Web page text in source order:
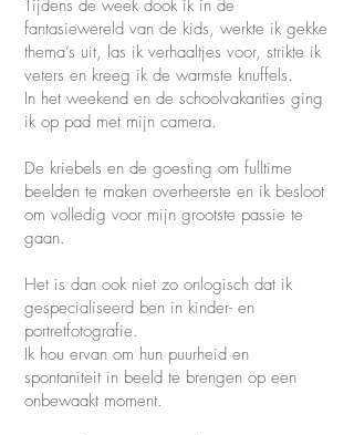
Tijdens de week dook ik in de
fantasiewereld van de kids, werkte ik gekke
thema’s uit, las ik verhaaltjes voor, strikte ik
veters en kreeg ik de warmste knuffels.
In het weekend en de schoolvakanties ging
ik op pad met mijn camera.
De kriebels en de goesting om fulltime
beelden te maken overheerste en ik besloot
om volledig voor mijn grootste passie te
gaan.
Het is dan ook niet zo onlogisch dat ik
gespecialiseerd ben in kinder- en
portretfotografie.
Ik hou ervan om hun puurheid en
spontaniteit in beeld te brengen op een
onbewaakt moment.